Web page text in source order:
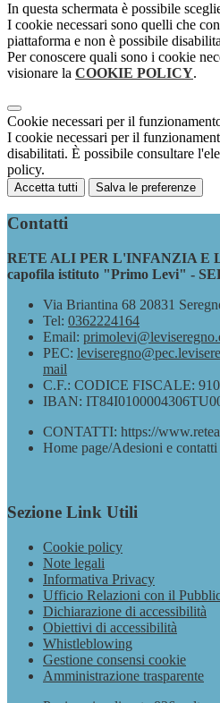
In questa schermata è possibile
I cookie necessari sono quelli che
piattaforma e non è possibile
Per conoscere quali sono i cookie
visionare la COOKIE POLICY.
Cookie necessari per il
I cookie necessari per il
disabilitati. È possibile consultare
policy.
Accetta tutti Salva le preferenze
Contatti
RETE ALI PER L'INFANZIA E
capofila istituto "Primo Levi" -
Via Briantina 68 20831
Tel: 0362224164
Email:
PEC:
mail
C.F.: CODICE FISCALE:
IBAN:
CONTATTI: https://
Home page/Adesioni e
Sezione Link Utili
Cookie policy
Note legali
Informativa Privacy
Ufficio Relazioni con il
Dichiarazione di accessibilità
Obiettivi di accessibilità
Whistleblowing
Gestione consensi cookie
Amministrazione trasparente